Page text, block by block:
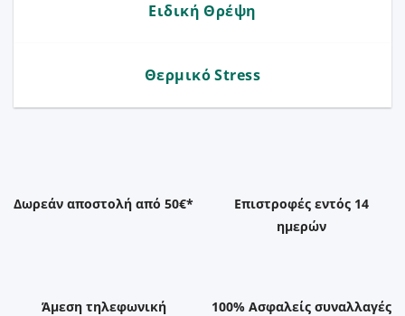
Ειδική Θρέψη
Θερμικό Stress
Δωρεάν αποστολή από 50€*
Επιστροφές εντός 14
ημερών
Άμεση τηλεφωνική
100% Ασφαλείς συναλλαγές